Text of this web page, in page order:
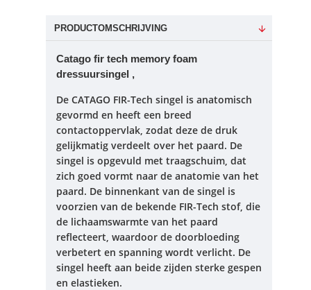
PRODUCTOMSCHRIJVING
Catago fir tech memory foam
dressuursingel ,
De CATAGO FIR-Tech singel is anatomisch
gevormd en heeft een breed
contactoppervlak, zodat deze de druk
gelijkmatig verdeelt over het paard. De
singel is opgevuld met traagschuim, dat
zich goed vormt naar de anatomie van het
paard. De binnenkant van de singel is
voorzien van de bekende FIR-Tech stof, die
de lichaamswarmte van het paard
reflecteert, waardoor de doorbloeding
verbetert en spanning wordt verlicht. De
singel heeft aan beide zijden sterke gespen
en elastieken.